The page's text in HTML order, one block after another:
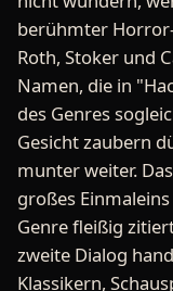
berühmter
Roth, Stoker und
Namen, die in
des Genres
Gesicht zaubern
munter weiter.
großes
Genre fleißig
zweite Dialog
Klassikern,